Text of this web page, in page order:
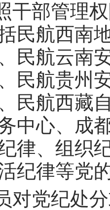
干部管理
民航西南
民航云南
民航贵州
民航西藏
中心、成
律、组织
纪律等党
对党纪处